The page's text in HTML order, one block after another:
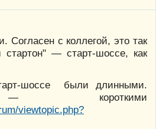
Согласен с коллегой, это так
— старт-шоссе, как
шоссе были длинными.
короткими
viewtopic.php?